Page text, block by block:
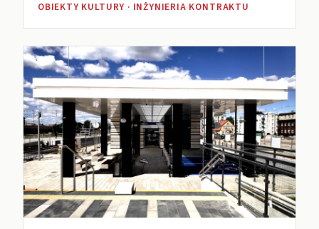
OBIEKTY KULTURY · INŻYNIERIA KONTRAKTU